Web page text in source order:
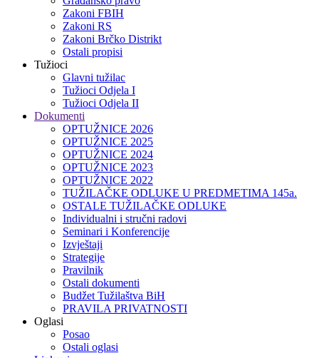
Zakoni FBIH
Zakoni RS
Zakoni Brčko Distrikt
Ostali propisi
Tužioci
Glavni tužilac
Tužioci Odjela I
Tužioci Odjela II
Dokumenti
OPTUŽNICE 2026
OPTUŽNICE 2025
OPTUŽNICE 2024
OPTUŽNICE 2023
OPTUŽNICE 2022
TUŽILAČKE ODLUKE U PREDMETIMA 145a.
OSTALE TUŽILAČKE ODLUKE
Individualni i stručni radovi
Seminari i Konferencije
Izvještaji
Strategije
Pravilnik
Ostali dokumenti
Budžet Tužilaštva BiH
PRAVILA PRIVATNOSTI
Oglasi
Posao
Ostali oglasi